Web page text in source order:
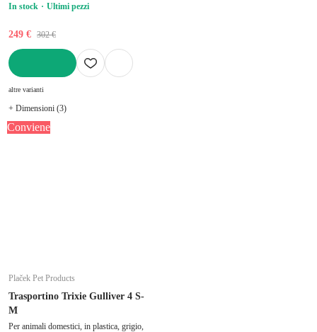
In stock Ultimi pezzi
249 € 302 €
altre varianti
+ Dimensioni (3)
Conviene
Plaček Pet Products
Trasportino Trixie Gulliver 4 S-
M
Per animali domestici, in plastica, grigio,